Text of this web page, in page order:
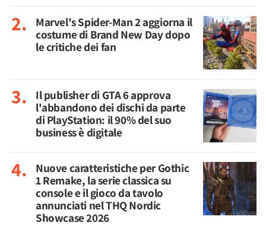
Marvel's Spider-Man 2 aggiorna il
costume di Brand New Day dopo
le critiche dei fan
Il publisher di GTA 6 approva
l'abbandono dei dischi da parte
di PlayStation: il 90% del suo
business è digitale
Nuove caratteristiche per Gothic
1 Remake, la serie classica su
console e il gioco da tavolo
annunciati nel THQ Nordic
Showcase 2026